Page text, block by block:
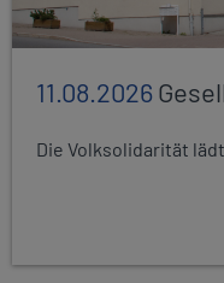
11.08.2026
Die Volksolidarität